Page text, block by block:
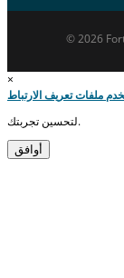
×
لتحسين تجربتك.
أوافق